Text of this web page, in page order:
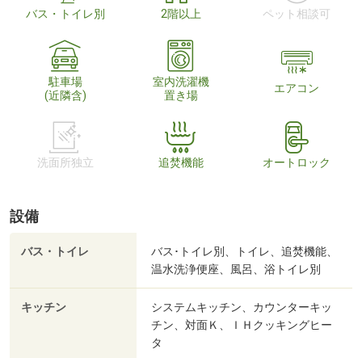
バス・トイレ別 2階以上 ペット相談可
駐車場
(近隣含)
室内洗濯機
置き場
エアコン
洗面所独立 追焚機能 オートロック
設備
バス・トイレ
バス･トイレ別、トイレ、追焚機能、
温水洗浄便座、風呂、浴トイレ別
キッチン
システムキッチン、カウンターキッ
チン、対面Ｋ、ＩＨクッキングヒー
タ